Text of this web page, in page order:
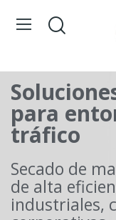
para
tráfico
Secado de
de alta
industriales,
Equipos